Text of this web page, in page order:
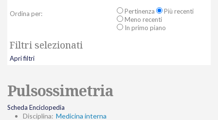
Ordina per: Pertinenza
Più recenti
Meno recenti
In primo piano
Filtri selezionati
Apri filtri
Pulsossimetria
Scheda Enciclopedia
Disciplina: Medicina interna